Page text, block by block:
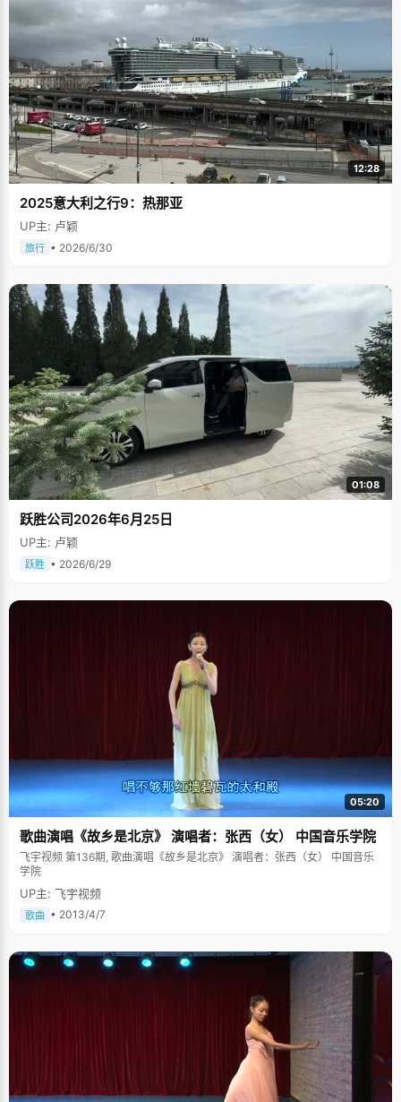
12:28
2025意大利之行9：热那亚
UP主: 卢颖
旅行 • 2026/6/30
01:08
跃胜公司2026年6月25日
UP主: 卢颖
跃胜 • 2026/6/29
05:20
歌曲演唱《故乡是北京》 演唱者：张西（女） 中国音乐学院
飞宇视频 第136期, 歌曲演唱《故乡是北京》 演唱者：张西（女） 中国音乐
学院
UP主: 飞宇视频
歌曲 • 2013/4/7